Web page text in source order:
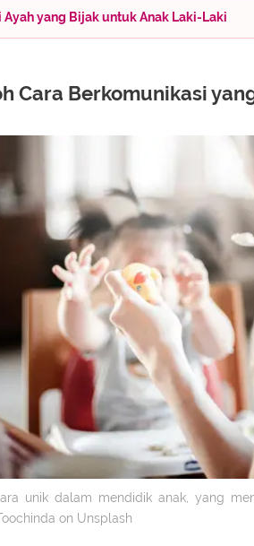
Ayah yang Bijak untuk Anak Laki-Laki
Cara Berkomunikasi
unik dalam mendidik anak, yang
on Unsplash